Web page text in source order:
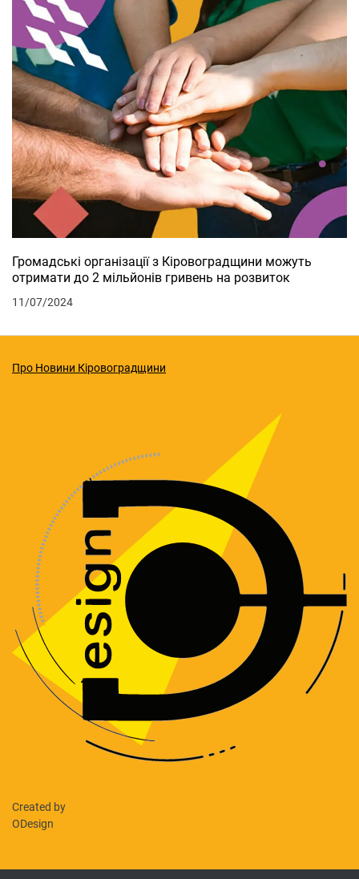
Громадські організації з Кіровоградщини можуть
отримати до 2 мільйонів гривень на розвиток
11/07/2024
Про Новини Кіровоградщини
Created by
ODesign